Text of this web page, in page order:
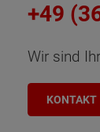
+49
Wir sind Ihr
KONTAKT